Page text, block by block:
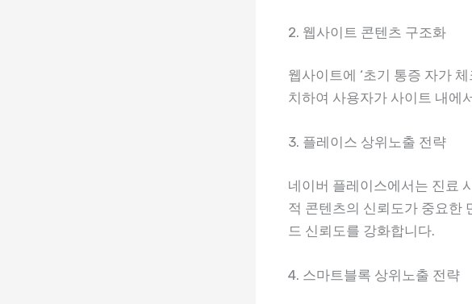
2. 웹사이트 콘텐츠 구조화
웹사이트에 ‘초기 통증 자가 체
치하여 사용자가 사이트 내에
3. 플레이스 상위노출 전략
네이버 플레이스에서는 진료
적 콘텐츠의 신뢰도가 중요한
드 신뢰도를 강화합니다.
4. 스마트블록 상위노출 전략